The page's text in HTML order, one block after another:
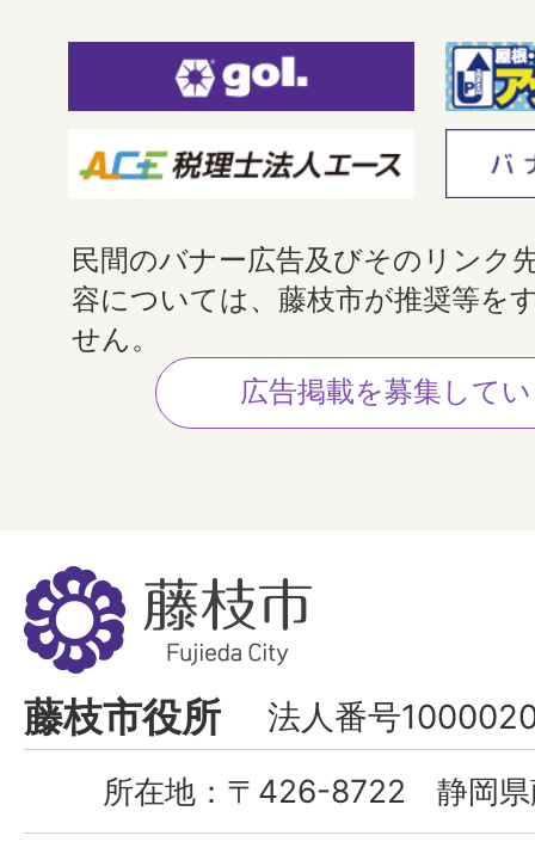
民間のバナー広告及びそのリンク
容については、藤枝市が推奨等を
せん。
広告掲載を募集して
藤
枝
市
Fujieda
City
藤枝市役所 法人番号
所在地： 〒426-8722 静岡県